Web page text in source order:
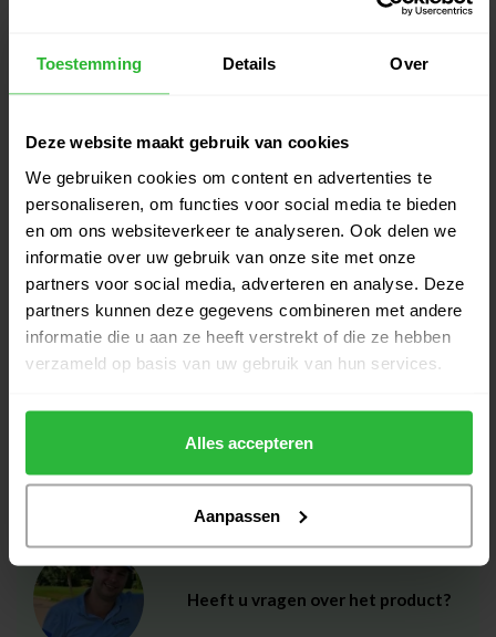
Toestemming Details Over
Deze website maakt gebruik van cookies
We gebruiken cookies om content en advertenties te
personaliseren, om functies voor social media te bieden
en om ons websiteverkeer te analyseren. Ook delen we
informatie over uw gebruik van onze site met onze
partners voor social media, adverteren en analyse. Deze
partners kunnen deze gegevens combineren met andere
informatie die u aan ze heeft verstrekt of die ze hebben
verzameld op basis van uw gebruik van hun services.
Alles accepteren
Aanpassen
€399,00
TaylorMade Spider Tour X SL
Op voorraad
TaylorMade Spider Tour X
Torched slant putter RH
Op voorraad
€379,00
Odyssey DFX Ten S Putter RH
Op voorraad
€159,00
Heeft u vragen over het product?